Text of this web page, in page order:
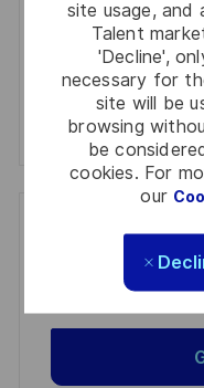
site usage, and
Talent
'Decline',
necessary for
site will be
browsing
be
cookies. For
our
Manage alerts
Manage alerts
Get tailored
based on